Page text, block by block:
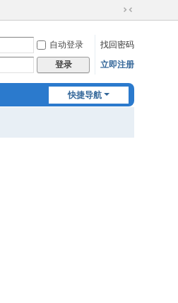
切
到
窄
自动登录
找回密码
登录 立即注册
快捷导航